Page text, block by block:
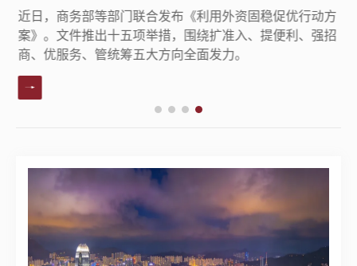
​近日，商务部等部门联合发布《利用外资固稳促优行动方
案》。文件推出十五项举措，围绕扩准入、提便利、强招
商、优服务、管统筹五大方向全面发力。